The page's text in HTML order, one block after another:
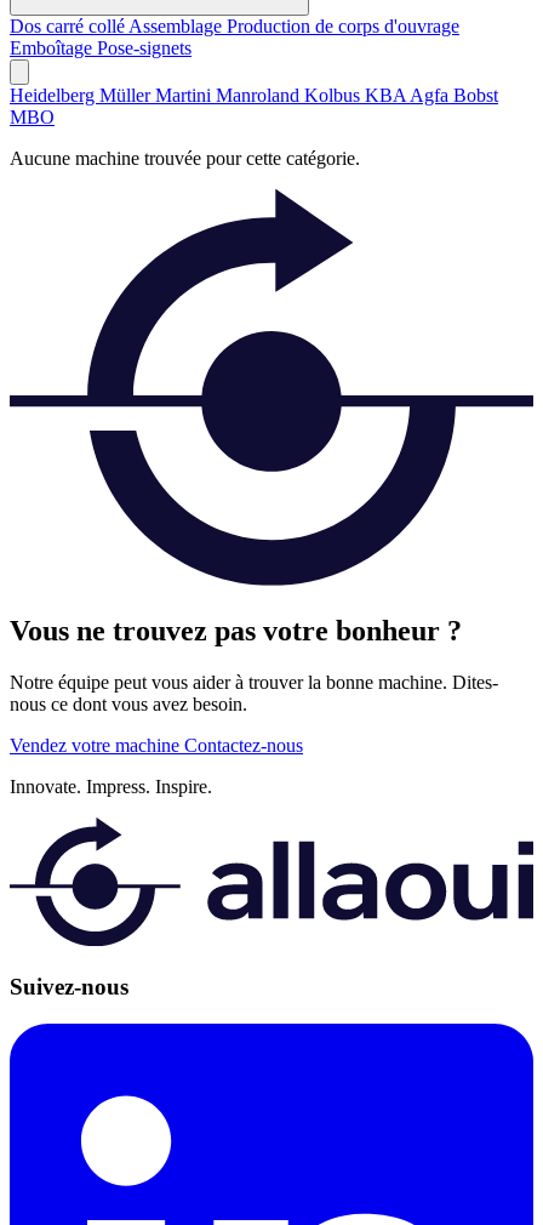
Dos carré collé Assemblage Production de corps d'ouvrage
Emboîtage Pose-signets
Heidelberg Müller Martini Manroland Kolbus KBA Agfa Bobst
MBO
Aucune machine trouvée pour cette catégorie.
Vous ne trouvez pas votre bonheur ?
Notre équipe peut vous aider à trouver la bonne machine. Dites-
nous ce dont vous avez besoin.
Vendez votre machine Contactez-nous
Innovate. Impress. Inspire.
Suivez-nous